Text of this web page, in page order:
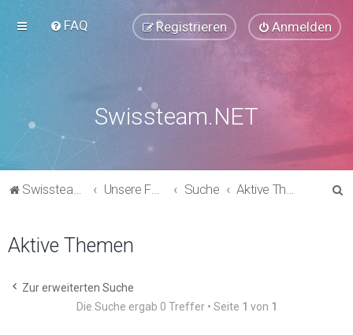
FAQ Anmelden
Registrieren
Swissteam.NET
Swissteam.NET Unsere Foren Suche Aktive Themen
Aktive Themen
Zur erweiterten Suche
Die Suche ergab 0 Treffer • Seite 1 von 1